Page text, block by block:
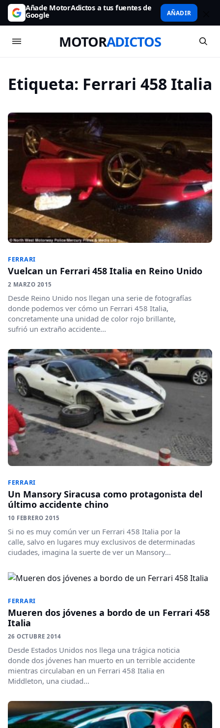
Añade MotorAdictos a tus fuentes de
Google AÑADIR
MOTORADICTOS
Etiqueta: Ferrari 458 Italia
FERRARI
Vuelcan un Ferrari 458 Italia en Reino Unido
2 MARZO 2015
Desde Reino Unido nos llegan una serie de fotografías
donde podemos ver cómo un Ferrari 458 Italia,
concretamente una unidad de color rojo brillante,
sufrió un extraño accidente...
FERRARI
Un Mansory Siracusa como protagonista del
último accidente chino
10 FEBRERO 2015
Si no es muy común ver un Ferrari 458 Italia por la
calle, salvo en lugares muy exclusivos de determinadas
ciudades, imagina la suerte de ver un Mansory...
FERRARI
Mueren dos jóvenes a bordo de un Ferrari 458
Italia
26 OCTUBRE 2014
Desde Estados Unidos nos llega una trágica noticia
donde dos jóvenes han muerto en un terrible accidente
mientras circulaban en un Ferrari 458 Italia en
Middleton, una ciudad...